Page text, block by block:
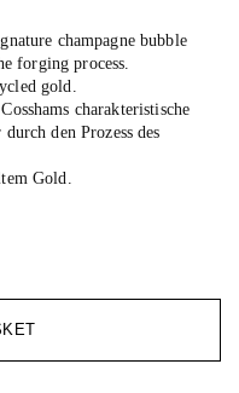
champagne bubble
forging process.
gold.
charakteristische
den Prozess des
Gold.